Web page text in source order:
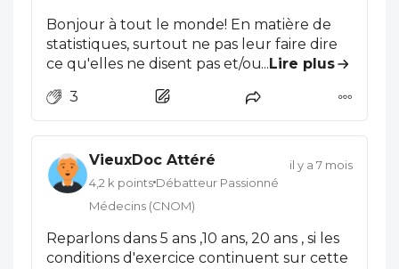
Bonjour à tout le monde! En matière de
statistiques, surtout ne pas leur faire dire
ce qu'elles ne disent pas et/ou ce que l'on
près elles rejoignent ce que l'on sait déjà:
Femmes &gt; Hommes, catégories socio-
économiques élevées &gt; CSE moins
élevées. Elles sont utiles aux organismes
pour prédire le "nombre de cotisants" et
de "bénéficiaires", et les pouvoirs publics
déjà fait. Une précision que j'aurais aimé
connaître: La CARMF a t-elle eu accès aux
...Lire plus
3
VieuxDoc Attéré
4,2 k points Débatteur Passionné
Médecins (CNOM)
il y a 7 mois
Reparlons dans 5 ans ,10 ans, 20 ans , si les
conditions d'exercice continuent sur cette